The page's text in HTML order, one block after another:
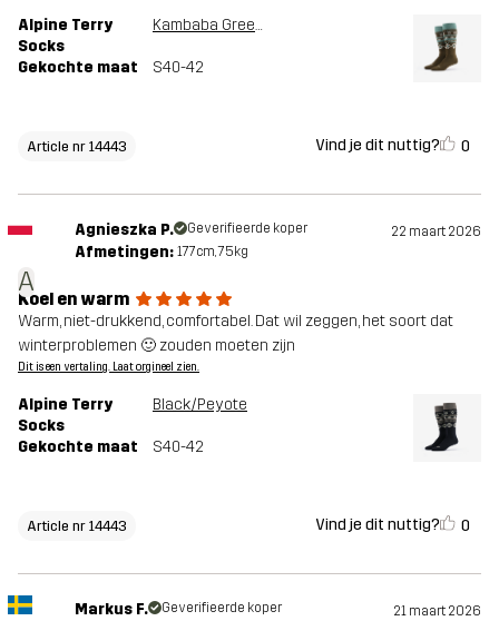
Alpine Terry
Socks
Kambaba Green/Peyote
Gekochte maat S40-42
Article nr 14443 Vind je dit nuttig? 0
A
Agnieszka P. Geverifieerde koper 22 maart 2026
Afmetingen: 177cm, 75kg
Koel en warm
Warm, niet-drukkend, comfortabel. Dat wil zeggen, het soort dat
winterproblemen 🙂 zouden moeten zijn
Dit is een vertaling. Laat orgineel zien.
Alpine Terry
Socks
Black/Peyote
Gekochte maat S40-42
Article nr 14443 Vind je dit nuttig? 0
Markus F. Geverifieerde koper 21 maart 2026